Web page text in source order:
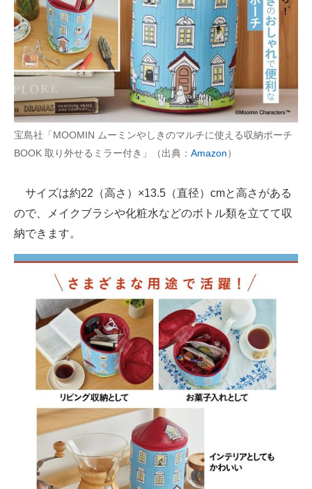
宝島社「MOOMIN ムーミンやしきのマルチに使える収納ポーチ
BOOK 取り外せるミラー付き」（出典： Amazon）
サイズは約22（高さ）×13.5（直径）cmと高さがある
ので、メイクブラシや化粧水などのボトル類を立てて収
納できます。